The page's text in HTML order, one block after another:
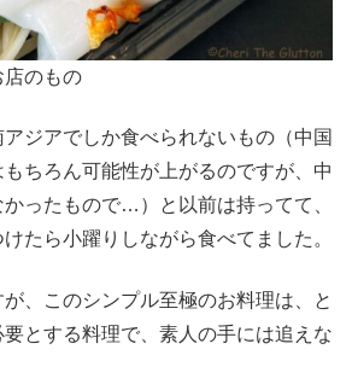
のもの
ジアでしか食べられないもの（中国
ちろん可能性が上がるのですが、中
ったもので…）と以前は持ってて、
たら小躍りしながら食べてました。
、このシンプル至極のお料理は、と
とする料理で、素人の手には追えな